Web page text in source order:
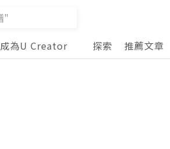
成為U Creator 探索 推薦文章